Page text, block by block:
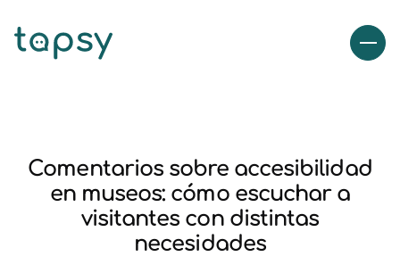
Comentarios sobre accesibilidad
en museos: cómo escuchar a
visitantes con distintas
necesidades